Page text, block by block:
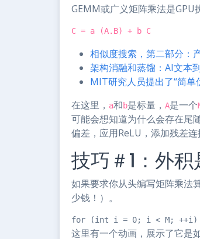
GEMM或广义矩阵乘法是GPU
C = a (A.B) + b C
相似度搜索，第二部分：
架构消融和蒸馏：AI文本
MIT研究人员提出了“简单
在这里， a和b是标量， A是一个
可能会想知道为什么会存在尾
偏差，应用ReLU，添加残差连
技巧＃1：外
如果要求你从头编写矩阵乘
少钱！）。
for (int i = 0; i < M;
这里有一个动画，展示了它是